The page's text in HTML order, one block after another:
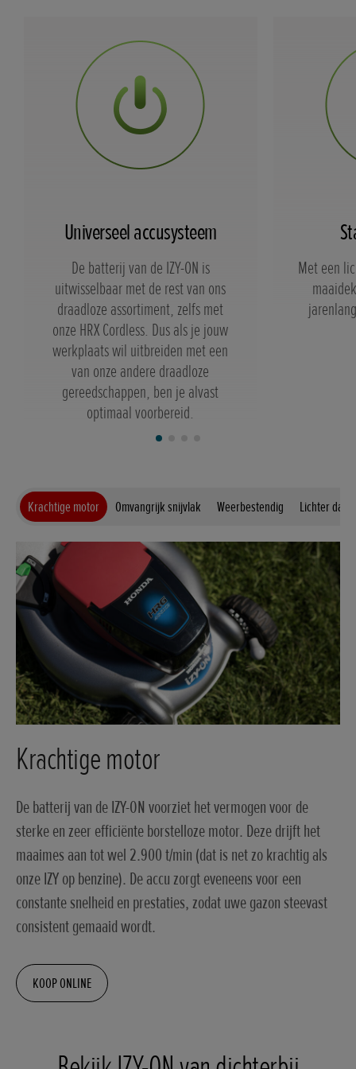
Universeel accusysteem
De batterij van de IZY-ON is
uitwisselbaar met de rest van ons
draadloze assortiment, zelfs met
onze HRX Cordless. Dus als je jouw
werkplaats wil uitbreiden met een
van onze andere draadloze
gereedschappen, ben je alvast
optimaal voorbereid.
Met een
Krachtige motor Omvangrijk snijvlak Weerbestendig Lichter dan
Krachtige motor
De batterij van de IZY-ON voorziet het vermogen voor de
sterke en zeer efficiënte borstelloze motor. Deze drijft het
maaimes aan tot wel 2.900 t/min (dat is net zo krachtig als
onze IZY op benzine). De accu zorgt eveneens voor een
constante snelheid en prestaties, zodat uwe gazon steevast
consistent gemaaid wordt.
KOOP ONLINE